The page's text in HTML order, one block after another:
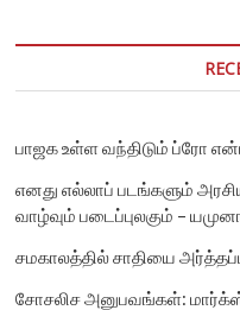
பாஜக உள்ள வந்திடும் ப்ரோ
எனது எல்லாப் படங்களும்
வாழ்வும் படைப்புலகும் –
சமகாலத்தில் சாதியை
சோசலிச அனுபவங்கள்: